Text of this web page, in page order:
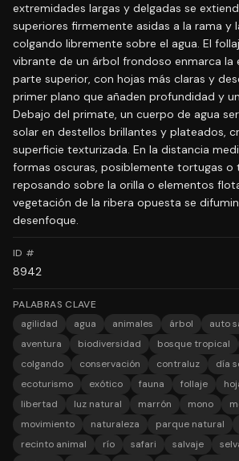
extremidades largas y delgadas se
superiores firmemente asidas a la rama y
colgando libremente sobre el agua. El
vibrante de un árbol frondoso enmarca la
parte superior, con hojas más claras y
primer plano que añaden profundidad y
Debajo del primate, un cuerpo de agua
solar en destellos brillantes y plateados,
superficie texturizada. En la distancia
formas oscuras, posiblemente tortugas o
reposando sobre la orilla o elementos
vegetación de la ribera opuesta se
desenfoque.
ID #
8942
PALABRAS CLAVE
agilidad
agua animales árbol auto
aventura
biodiversidad bosque tropical
colgando
conservación contraluz día
ecoturismo
exótico fauna follaje
libertad
luz natural marrón mono
movimiento
naturaleza parque natural
recinto animal
río safari salvaje